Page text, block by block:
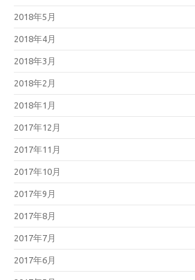
2018年5月
2018年4月
2018年3月
2018年2月
2018年1月
2017年12月
2017年11月
2017年10月
2017年9月
2017年8月
2017年7月
2017年6月